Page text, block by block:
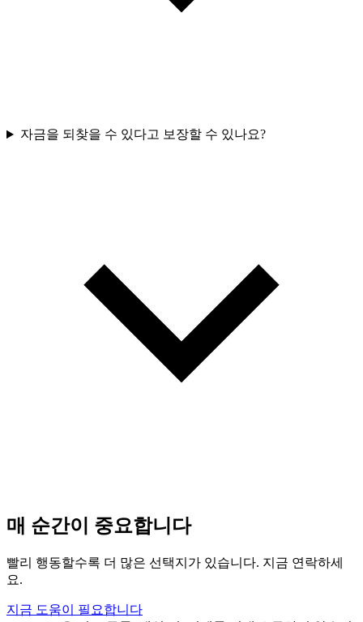
자금을 되찾을 수 있다고 보장할 수 있나요?
매 순간이 중요합니다
빨리 행동할수록 더 많은 선택지가 있습니다. 지금 연락하세
요.
지금 도움이 필요합니다